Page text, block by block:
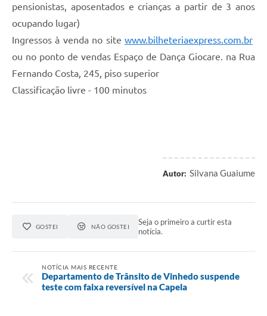
pensionistas, aposentados e crianças a partir de 3 anos
ocupando lugar)
Ingressos à venda no site www.bilheteriaexpress.com.br
ou no ponto de vendas Espaço de Dança Giocare. na Rua
Fernando Costa, 245, piso superior
Classificação livre - 100 minutos
Autor: Silvana Guaiume
GOSTEI NÃO GOSTEI
Seja o primeiro a curtir esta
notícia.
NOTÍCIA MAIS RECENTE
Departamento de Trânsito de Vinhedo suspende
teste com faixa reversível na Capela